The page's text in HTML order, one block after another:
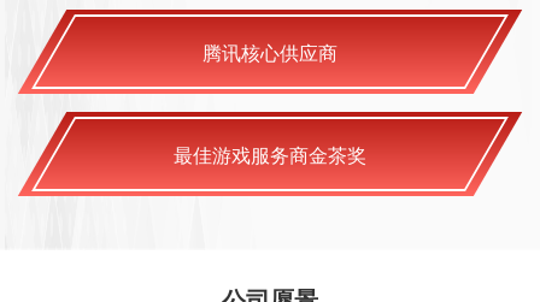
腾讯核心供应商
最佳游戏服务商金茶奖